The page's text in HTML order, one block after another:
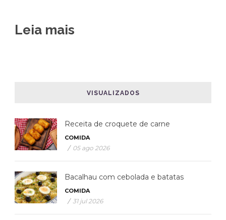
Leia mais
VISUALIZADOS
Receita de croquete de carne
COMIDA
/ 05 ago 2026
Bacalhau com cebolada e batatas
COMIDA
/ 31 jul 2026